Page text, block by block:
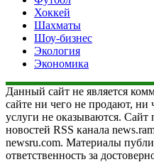
Хоккей
Шахматы
Шоу-бизнес
Экология
Экономика
Данный сайт не является
сайте ни чего не продают, ни
услуги не оказываются. Сайт
новостей RSS канала
newsru.com. Материалы
ответственность за